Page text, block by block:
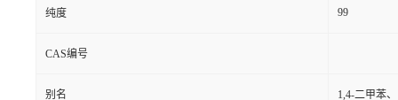
纯度 99
CAS编号
别名 1,4-二甲苯